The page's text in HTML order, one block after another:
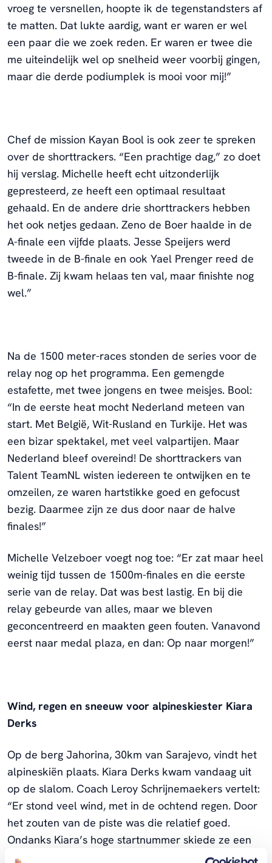
vroeg te versnellen, hoopte ik de tegenstandsters af
te matten. Dat lukte aardig, want er waren er wel
een paar die we zoek reden. Er waren er twee die
me uiteindelijk wel op snelheid weer voorbij gingen,
maar die derde podiumplek is mooi voor mij!”
Chef de mission Kayan Bool is ook zeer te spreken
over de shorttrackers. “Een prachtige dag,” zo doet
hij verslag. Michelle heeft echt uitzonderlijk
gepresteerd, ze heeft een optimaal resultaat
gehaald. En de andere drie shorttrackers hebben
het ook netjes gedaan. Zeno de Boer haalde in de
A-finale een vijfde plaats. Jesse Speijers werd
tweede in de B-finale en ook Yael Prenger reed de
B-finale. Zij kwam helaas ten val, maar finishte nog
wel.”
Na de 1500 meter-races stonden de series voor de
relay nog op het programma. Een gemengde
estafette, met twee jongens en twee meisjes. Bool:
“In de eerste heat mocht Nederland meteen van
start. Met België, Wit-Rusland en Turkije. Het was
een bizar spektakel, met veel valpartijen. Maar
Nederland bleef overeind! De shorttrackers van
Talent TeamNL wisten iedereen te ontwijken en te
omzeilen, ze waren hartstikke goed en gefocust
bezig. Daarmee zijn ze dus door naar de halve
finales!”
Michelle Velzeboer voegt nog toe: “Er zat maar heel
weinig tijd tussen de 1500m-finales en die eerste
serie van de relay. Dat was best lastig. En bij die
relay gebeurde van alles, maar we bleven
geconcentreerd en maakten geen fouten. Vanavond
eerst naar medal plaza, en dan: Op naar morgen!”
Wind, regen en sneeuw voor alpineskiester Kiara
Derks
Op de berg Jahorina, 30km van Sarajevo, vindt het
alpineskiën plaats. Kiara Derks kwam vandaag uit
op de slalom. Coach Leroy Schrijnemaekers vertelt:
“Er stond veel wind, met in de ochtend regen. Door
het zouten van de piste was die relatief goed.
Ondanks Kiara’s hoge startnummer skiede ze een
solide eerste run. Helaas 0,2 tekort om de tweede